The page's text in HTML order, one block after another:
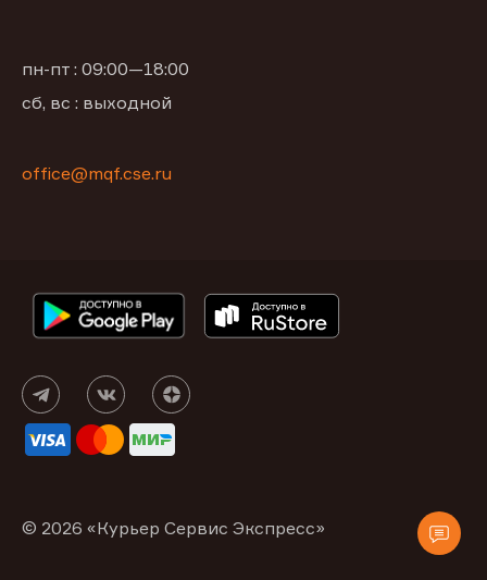
пн-пт : 09:00—18:00
сб, вс : выходной
office@mqf.cse.ru
© 2026 «Курьер Сервис Экспресс»